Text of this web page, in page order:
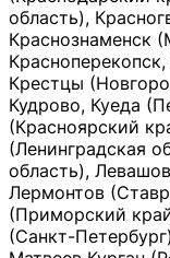
область),
Краснознаменск
Крестцы
Кудрово, Куеда
(Красноярский
(Ленинградская
область),
Лермонтов
(Приморский
(Санкт-